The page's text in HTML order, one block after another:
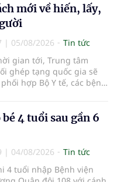
người, chiếm gần
số cả nước đã được khám
định kỳ năm nay.
mới về hiến, lấy,
| 05/08/2026
Tin tức
gian tới, Trung tâm
ghép tạng quốc gia sẽ
hợp Bộ Y tế, các bệnh
thông, hoàn thiện
chuyên môn và hệ thống
mô tạng.
4 tuổi sau gần 6
| 04/08/2026
Tin tức
4 tuổi nhập Bệnh viện